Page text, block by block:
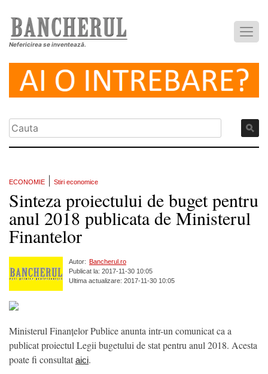
Nefericirea se inventează.
ECONOMIE Stiri economice
Sinteza proiectului de buget pentru
anul 2018 publicata de Ministerul
Finantelor
Autor: Bancherul.ro
Publicat la: 2017-11-30 10:05
Ultima actualizare: 2017-11-30 10:05
Ministerul Finanțelor Publice anunta intr-un comunicat ca a
publicat proiectul Legii bugetului de stat pentru anul 2018. Acesta
poate fi consultat aici.